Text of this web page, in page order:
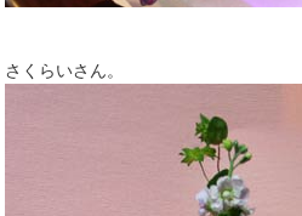
さくらいさん。